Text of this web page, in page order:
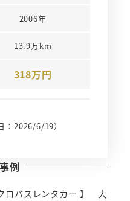
2006年
13.9万km
318万円
：2026/6/19）
例
ロバスレンタカー 】 大